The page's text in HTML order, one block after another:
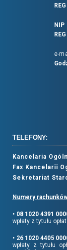
NIP
e-
TELEFONY:
Kancelaria
Fax Kancelarii
Sekretariat
Numery
• 08 1020 4391
wpłaty z tytułu
• 26 1020 4405
wpłaty z tytułu